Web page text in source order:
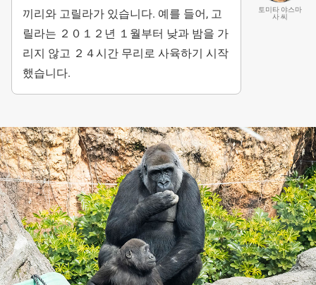
토미타 야스마
사 씨
끼리와 고릴라가 있습니다. 예를 들어, 고
릴라는 ２０１２년 １월부터 낮과 밤을 가
리지 않고 ２４시간 무리로 사육하기 시작
했습니다.